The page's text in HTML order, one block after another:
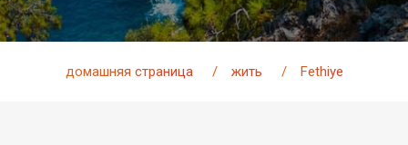
домашняя страница жить Fethiye